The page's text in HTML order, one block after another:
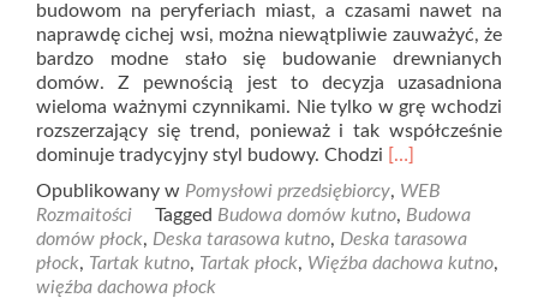
budowom na peryferiach miast, a czasami nawet na
naprawdę cichej wsi, można niewątpliwie zauważyć, że
bardzo modne stało się budowanie drewnianych
domów. Z pewnością jest to decyzja uzasadniona
wieloma ważnymi czynnikami. Nie tylko w grę wchodzi
rozszerzający się trend, ponieważ i tak współcześnie
dominuje tradycyjny styl budowy. Chodzi Read
about
Tartak
rodzinny
Halama
[…]
Opublikowany w Pomysłowi przedsiębiorcy, WEB
Rozmaitości
Tagged Budowa domów kutno, Budowa
domów płock, Deska tarasowa kutno, Deska tarasowa
płock, Tartak kutno, Tartak płock, Więźba dachowa kutno,
więźba dachowa płock